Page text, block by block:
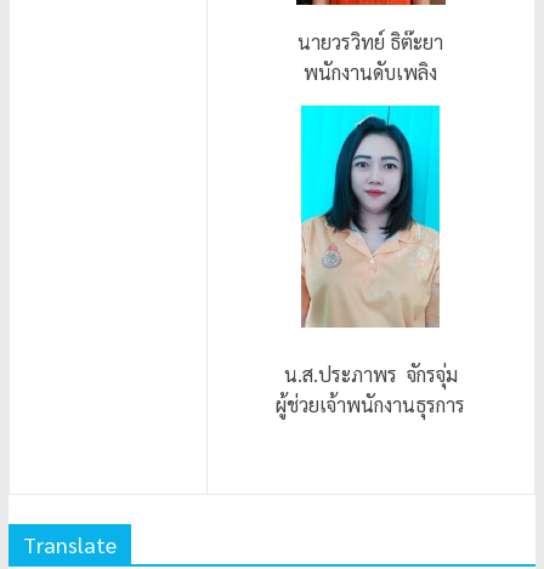
นายวรวิทย์ ธิต๊ะยา
พนักงานดับเพลิง
น.ส.ประภาพร จักรจุ่ม
ผู้ช่วยเจ้าพนักงานธุรการ
Translate